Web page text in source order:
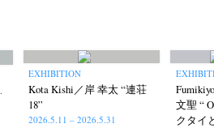
EXHIBITION
Kota Kishi／岸 幸太 “連荘
18”
2026.5.11 – 2026.5.31
文聖 “
クタイ